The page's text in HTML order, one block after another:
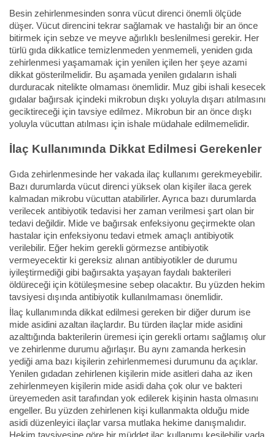
Besin zehirlenmesinden sonra vücut direnci önemli ölçüde
düşer. Vücut direncini tekrar sağlamak ve hastalığı bir an önce
bitirmek için sebze ve meyve ağırlıklı beslenilmesi gerekir. Her
türlü gıda dikkatlice temizlenmeden yenmemeli, yeniden gıda
zehirlenmesi yaşamamak için yenilen içilen her şeye azami
dikkat gösterilmelidir. Bu aşamada yenilen gıdaların ishali
durduracak nitelikte olmaması önemlidir. Muz gibi ishali kesecek
gıdalar bağırsak içindeki mikrobun dışkı yoluyla dışarı atılmasını
geciktireceği için tavsiye edilmez. Mikrobun bir an önce dışkı
yoluyla vücuttan atılması için ishale müdahale edilmemelidir.
İlaç Kullanımında Dikkat Edilmesi Gerekenler
Gıda zehirlenmesinde her vakada ilaç kullanımı gerekmeyebilir.
Bazı durumlarda vücut direnci yüksek olan kişiler ilaca gerek
kalmadan mikrobu vücuttan atabilirler. Ayrıca bazı durumlarda
verilecek antibiyotik tedavisi her zaman verilmesi şart olan bir
tedavi değildir. Mide ve bağırsak enfeksiyonu geçirmekte olan
hastalar için enfeksiyonu tedavi etmek amaçlı antibiyotik
verilebilir. Eğer hekim gerekli görmezse antibiyotik
vermeyecektir ki gereksiz alınan antibiyotikler de durumu
iyileştirmediği gibi bağırsakta yaşayan faydalı bakterileri
öldüreceği için kötüleşmesine sebep olacaktır. Bu yüzden hekim
tavsiyesi dışında antibiyotik kullanılmaması önemlidir.
İlaç kullanımında dikkat edilmesi gereken bir diğer durum ise
mide asidini azaltan ilaçlardır. Bu türden ilaçlar mide asidini
azalttığında bakterilerin üremesi için gerekli ortamı sağlamış olur
ve zehirlenme durumu ağırlaşır. Bu aynı zamanda herkesin
yediği ama bazı kişilerin zehirlenmemesi durumunu da açıklar.
Yenilen gıdadan zehirlenen kişilerin mide asitleri daha az iken
zehirlenmeyen kişilerin mide asidi daha çok olur ve bakteri
üreyemeden asit tarafından yok edilerek kişinin hasta olmasını
engeller. Bu yüzden zehirlenen kişi kullanmakta olduğu mide
asidi düzenleyici ilaçlar varsa mutlaka hekime danışmalıdır.